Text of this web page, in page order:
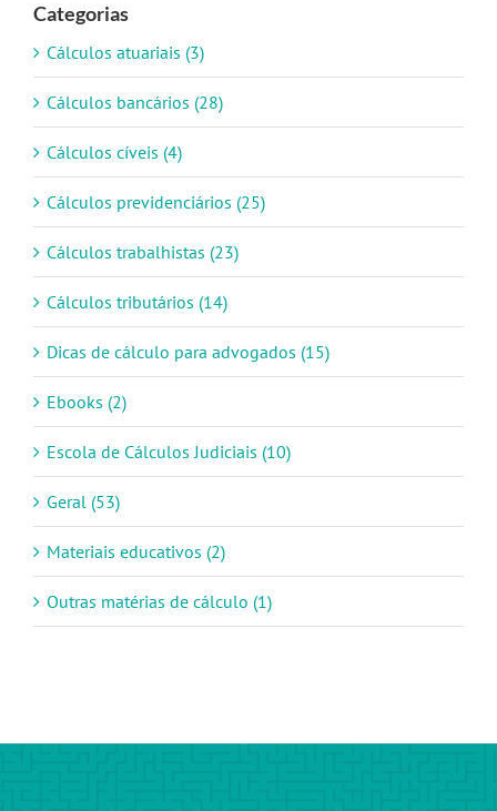
Categorias
Cálculos atuariais (3)
Cálculos bancários (28)
Cálculos cíveis (4)
Cálculos previdenciários (25)
Cálculos trabalhistas (23)
Cálculos tributários (14)
Dicas de cálculo para advogados (15)
Ebooks (2)
Escola de Cálculos Judiciais (10)
Geral (53)
Materiais educativos (2)
Outras matérias de cálculo (1)